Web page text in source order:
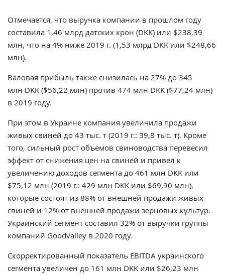
Отмечается, что выручка компании в прошлом году
составила 1,46 млрд датских крон (DKK) или $238,39
млн, что на 4% ниже 2019 г. (1,53 млрд DKK или $248,66
млн).
Валовая прибыль также снизилась на 27% до 345
млн DKK ($56,22 млн) против 474 млн DKK ($77,24 млн)
в 2019 году.
При этом в Украине компания увеличила продажи
живых свиней до 43 тыс. т (2019 г.: 39,8 тыс. т). Кроме
того, сильный рост объемов свиноводства перевесил
эффект от снижения цен на свиней и привел к
увеличению доходов сегмента до 461 млн DKK или
$75,12 млн (2019 г.: 429 млн DKK или $69,90 млн),
которые состоят из 88% от внешней продажи живых
свиней и 12% от внешней продажи зерновых культур.
Украинский сегмент составил 32% от выручки группы
компаний Goodvalley в 2020 году.
Скорректированный показатель EBITDA украинского
сегмента увеличен до 161 млн DKK или $26,23 млн